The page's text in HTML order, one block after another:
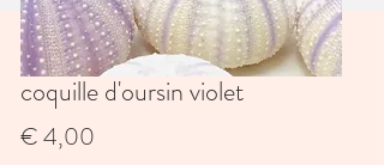
coquille d'oursin violet
€ 4,00